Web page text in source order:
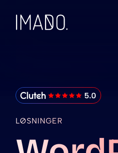
IMADO Reviews
LØSNINGER